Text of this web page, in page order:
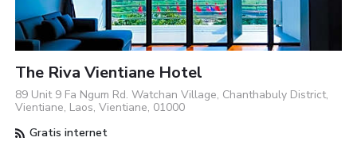
The Riva Vientiane Hotel
89 Unit 9 Fa Ngum Rd. Watchan Village, Chanthabuly District,
Vientiane, Laos, Vientiane, 01000
Gratis internet